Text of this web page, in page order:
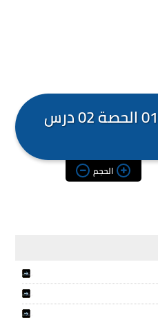
مذكرات السنة الاولى متوسط في التربية الموسيقية الوحدة 01 الحصة 02 درس
الحجم